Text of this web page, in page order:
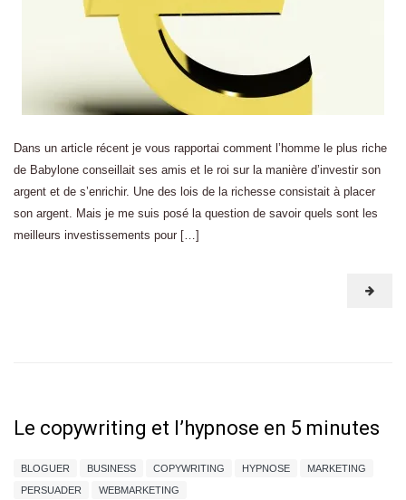
Dans un article récent je vous rapportai comment l’homme le plus riche
de Babylone conseillait ses amis et le roi sur la manière d’investir son
argent et de s’enrichir. Une des lois de la richesse consistait à placer
son argent. Mais je me suis posé la question de savoir quels sont les
meilleurs investissements pour […]
Le copywriting et l’hypnose en 5 minutes
BLOGUER BUSINESS COPYWRITING HYPNOSE
MARKETING
PERSUADER
WEBMARKETING